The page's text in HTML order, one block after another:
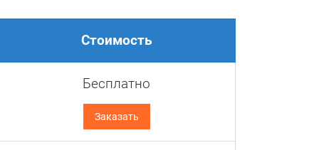
Стоимость
Бесплатно
Заказать